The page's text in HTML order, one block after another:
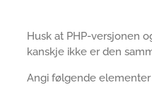
Husk at PHP-versjonen
kanskje ikke er den
Angi følgende elementer